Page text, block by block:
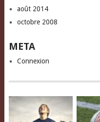
août 2014
octobre 2008
META
Connexion